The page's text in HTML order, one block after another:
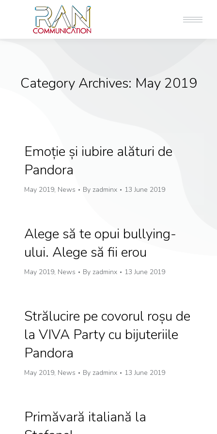
Category Archives: May 2019
Emoție și iubire alături de
Pandora
May 2019, News By zadminx 13 June 2019
Alege să te opui bullying-
ului. Alege să fii erou
May 2019, News By zadminx 13 June 2019
Strălucire pe covorul roșu de
la VIVA Party cu bijuteriile
Pandora
May 2019, News By zadminx 13 June 2019
Primăvară italiană la